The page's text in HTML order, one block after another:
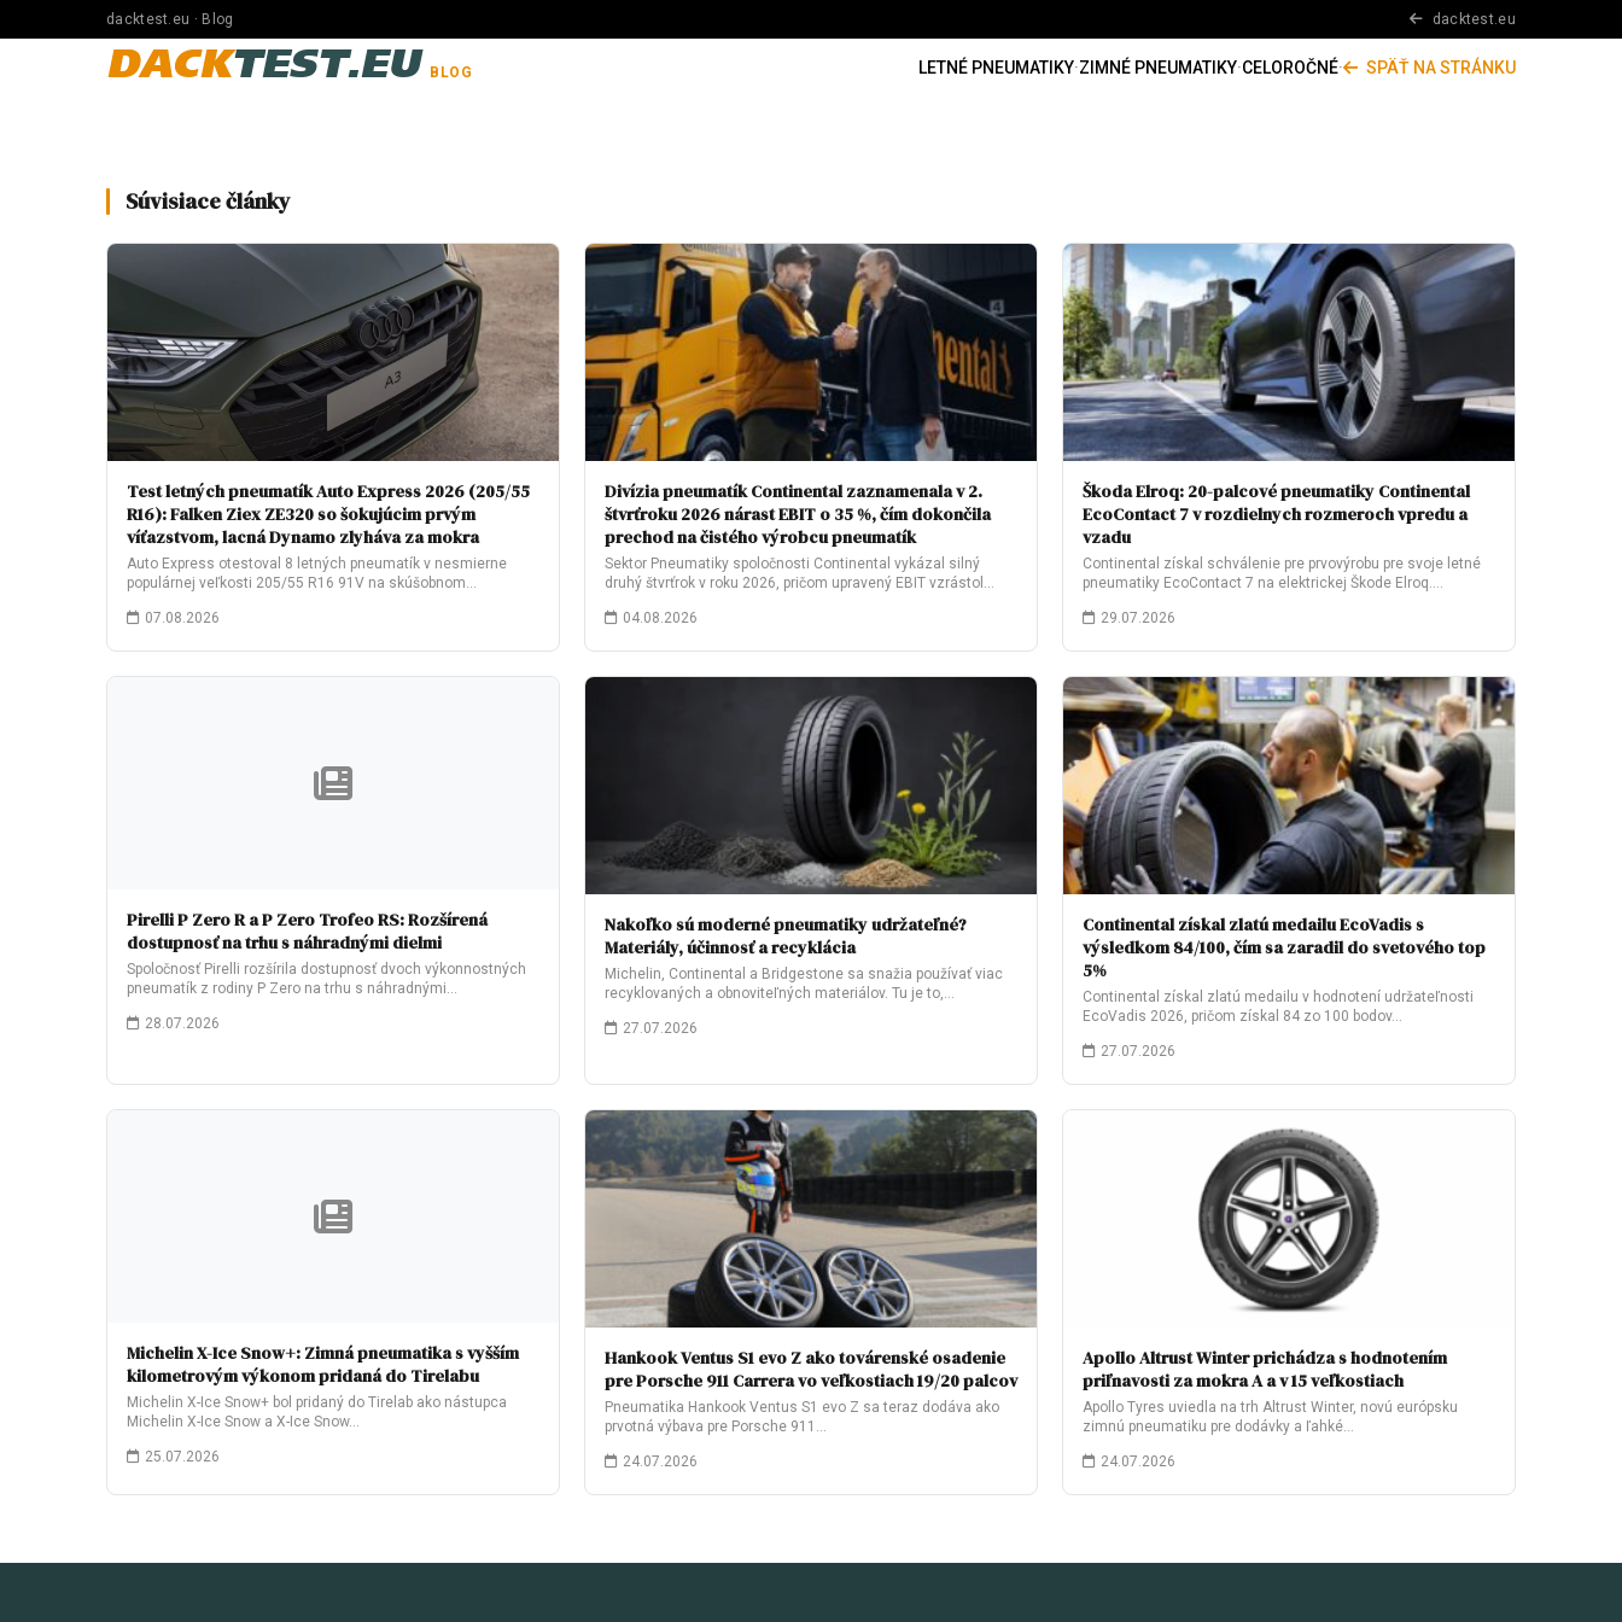
dacktest.eu · Blog dacktest.eu
DACKTEST.EU BLOG LETNÉ PNEUMATIKY·ZIMNÉ PNEUMATIKY·CELOROČNÉ· SPÄŤ NA STRÁNKU
Súvisiace články
Test letných pneumatík Auto Express 2026 (205/55
R16): Falken Ziex ZE320 so šokujúcim prvým
víťazstvom, lacná Dynamo zlyháva za mokra
Auto Express otestoval 8 letných pneumatík v nesmierne
populárnej veľkosti 205/55 R16 91V na skúšobnom…
07.08.2026
Divízia pneumatík Continental zaznamenala v 2.
štvrťroku 2026 nárast EBIT o 35 %, čím dokončila
prechod na čistého výrobcu pneumatík
Sektor Pneumatiky spoločnosti Continental vykázal silný
druhý štvrťrok v roku 2026, pričom upravený EBIT vzrástol…
04.08.2026
Škoda Elroq: 20-palcové pneumatiky Continental
EcoContact 7 v rozdielnych rozmeroch vpredu a
vzadu
Continental získal schválenie pre prvovýrobu pre svoje letné
pneumatiky EcoContact 7 na elektrickej Škode Elroq.…
29.07.2026
Pirelli P Zero R a P Zero Trofeo RS: Rozšírená
dostupnosť na trhu s náhradnými dielmi
Spoločnosť Pirelli rozšírila dostupnosť dvoch výkonnostných
pneumatík z rodiny P Zero na trhu s náhradnými…
28.07.2026
Nakoľko sú moderné pneumatiky udržateľné?
Materiály, účinnosť a recyklácia
Michelin, Continental a Bridgestone sa snažia používať viac
recyklovaných a obnoviteľných materiálov. Tu je to,…
27.07.2026
Continental získal zlatú medailu EcoVadis s
výsledkom 84/100, čím sa zaradil do svetového top
5%
Continental získal zlatú medailu v hodnotení udržateľnosti
EcoVadis 2026, pričom získal 84 zo 100 bodov…
27.07.2026
Michelin X-Ice Snow+: Zimná pneumatika s vyšším
kilometrovým výkonom pridaná do Tirelabu
Michelin X-Ice Snow+ bol pridaný do Tirelab ako nástupca
Michelin X-Ice Snow a X-Ice Snow…
25.07.2026
Hankook Ventus S1 evo Z ako továrenské osadenie
pre Porsche 911 Carrera vo veľkostiach 19/20 palcov
Pneumatika Hankook Ventus S1 evo Z sa teraz dodáva ako
prvotná výbava pre Porsche 911…
24.07.2026
Apollo Altrust Winter prichádza s hodnotením
priľnavosti za mokra A a v 15 veľkostiach
Apollo Tyres uviedla na trh Altrust Winter, novú európsku
zimnú pneumatiku pre dodávky a ľahké…
24.07.2026